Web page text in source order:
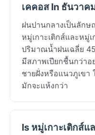
เคคอส In ธันวาค
ฝนปานกลางเป็นลักษ
หมู่เกาะเติกส์และหมู่
ปริมาณน้ำฝนเฉลี่ย
มีสภาพเปียกชื้นกว่าอ
ชายฝั่งหรือแนวภูเข
มักจะแห้งกว่า
Is หมู่เกาะเติกส์แ